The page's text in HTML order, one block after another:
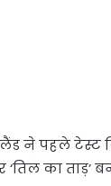
ने पहले टेस्ट
का ताड़’